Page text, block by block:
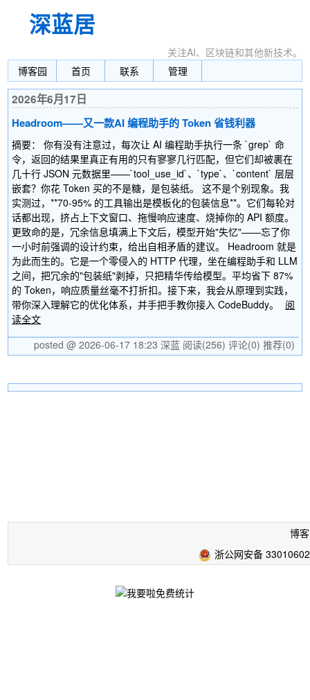
深蓝居
关注AI、区块链和其他新技术。
博客园
首页 联系 管理
2026年6月17日
Headroom——又一款AI 编程助手的 Token 省钱利器
摘要： 你有没有注意过，每次让 AI 编程助手执行一条 `grep` 命
令，返回的结果里真正有用的只有寥寥几行匹配，但它们却被裹在
几十行 JSON 元数据里——`tool_use_id`、`type`、`content` 层层
嵌套？你花 Token 买的不是糖，是包装纸。 这不是个别现象。我
实测过，**70-95% 的工具输出是模板化的包装信息**。它们每轮对
话都出现，挤占上下文窗口、拖慢响应速度、烧掉你的 API 额度。
更致命的是，冗余信息填满上下文后，模型开始"失忆"——忘了你
一小时前强调的设计约束，给出自相矛盾的建议。 Headroom 就是
为此而生的。它是一个零侵入的 HTTP 代理，坐在编程助手和 LLM
之间，把冗余的"包装纸"剥掉，只把精华传给模型。平均省下 87%
的 Token，响应质量丝毫不打折扣。接下来，我会从原理到实践，
带你深入理解它的优化体系，并手把手教你接入 CodeBuddy。
阅
读全文
posted @ 2026-06-17 18:23 深蓝 阅读(256) 评论(0) 推荐(0)
博
浙公网安备